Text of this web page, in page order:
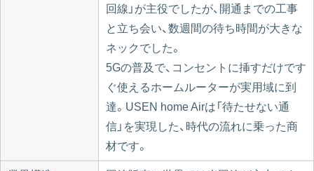
回線」が主役でしたが、開通までの工事
と立ち会い、数週間の待ち時間が大きな
ネックでした。
5Gの普及で、コンセントに挿すだけです
ぐ使えるホームルーターが実用域に到
達。USEN home Airは「待たせない通
信」を実現した、時代の流れに乗った商
材です。